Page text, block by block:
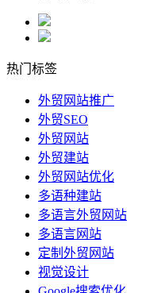
热门标签
外贸网站推广
外贸SEO
外贸网站
外贸建站
外贸网站优化
多语种建站
多语言外贸网站
多语言网站
定制外贸网站
视觉设计